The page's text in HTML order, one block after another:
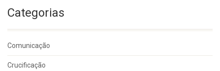
Categorias
Comunicação
Crucificação